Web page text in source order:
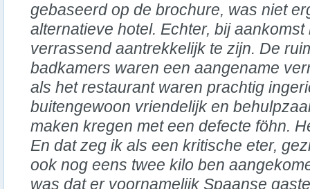
gebaseerd op de brochure, was niet
alternatieve hotel. Echter, bij
verrassend aantrekkelijk te zijn. De
badkamers waren een aangename
als het restaurant waren prachtig
buitengewoon vriendelijk en
maken kregen met een defecte föhn.
En dat zeg ik als een kritische eter,
ook nog eens twee kilo ben
was dat er voornamelijk Spaanse